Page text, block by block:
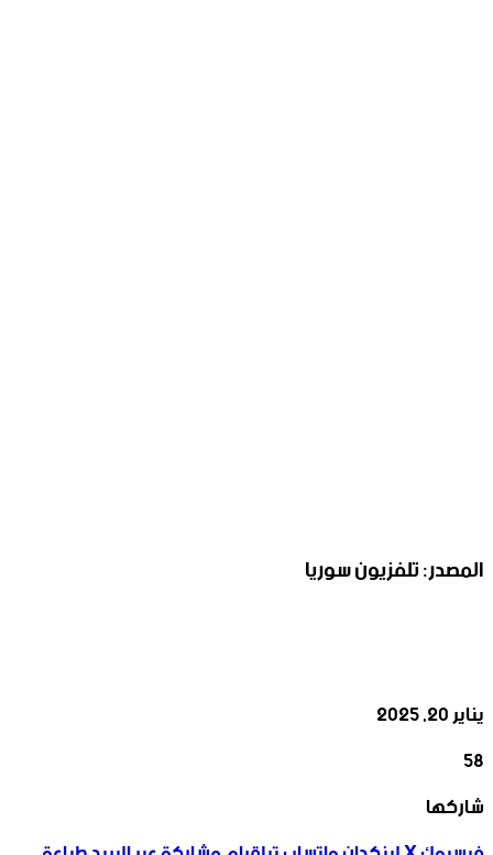
المصدر: تلفزيون سوريا
يناير 20, 2025
58
فيسبوك
‫X
لينكدإن
واتساب
تيلقرام
شاركها